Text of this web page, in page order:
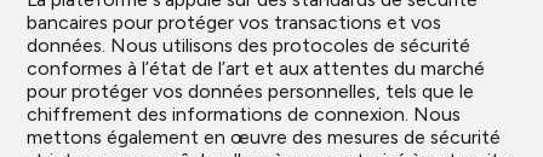
bancaires pour protéger vos transactions et vos
données. Nous utilisons des protocoles de sécurité
conformes à l’état de l’art et aux attentes du marché
pour protéger vos données personnelles, tels que le
chiffrement des informations de connexion. Nous
mettons également en œuvre des mesures de sécurité